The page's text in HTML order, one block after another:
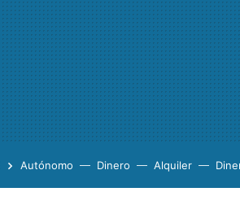
Autónomo Dinero Alquiler